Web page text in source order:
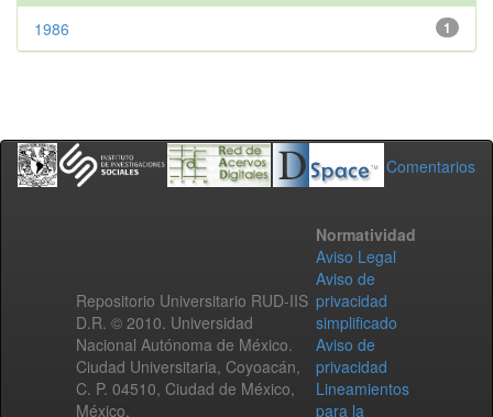
1
1986
Comentarios
Repositorio Universitario RUD-IIS
D.R. © 2010. Universidad
Nacional Autónoma de México.
Ciudad Universitaria, Coyoacán,
C. P. 04510, Ciudad de México,
México.
Normatividad
Aviso Legal
Aviso de
privacidad
simplificado
Aviso de
privacidad
Lineamientos
para la